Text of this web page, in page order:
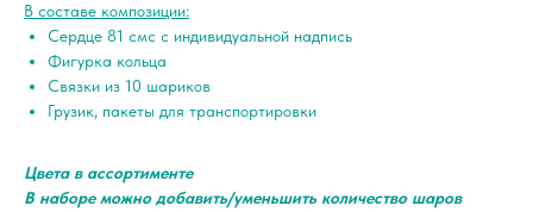
В составе композиции:
Сердце 81 смс с индивидуальной надпись
Фигурка кольца
Связки из 10 шариков
Грузик, пакеты для транспортировки
Цвета в ассортименте
В наборе можно добавить/уменьшить количество шаров